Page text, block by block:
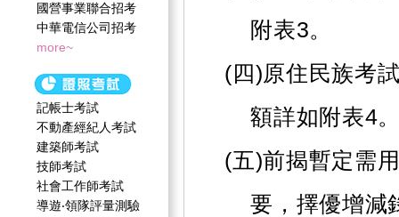
國營事業聯合招考
中華電信公司招考
more~
記帳士考試
不動產經紀人考試
建築師考試
技師考試
社會工作師‍考試
導遊‧領隊評量測驗
附表3。
(四)原住民族考
額詳如附表4
(五)前揭暫定需
要，擇優增減